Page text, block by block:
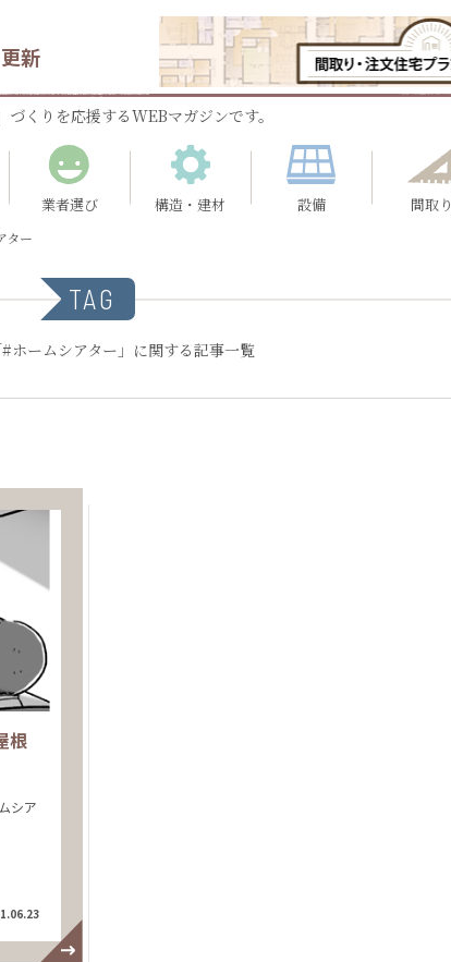
更新
くりを応援するWEBマガジンです。
業者選び 構造・建材 設備 間取り
ター
TAG
ホームシアター」に関する記事一覧
根
シア